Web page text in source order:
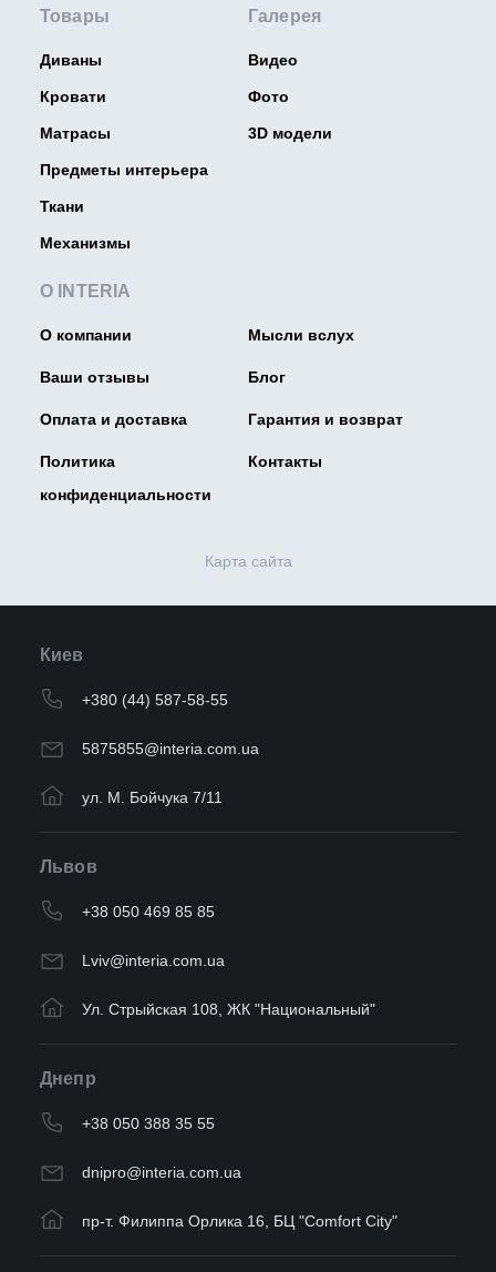
Товары
Диваны
Кровати
Матрасы
Предметы интерьера
Ткани
Механизмы
О INTERIA
О компании Мысли вслух
Ваши отзывы Блог
Оплата и доставка Гарантия и возврат
Политика
конфиденциальности
Контакты
Галерея
Видео
Фото
3D модели
Карта сайта
Киев
+380 (44) 587-58-55
5875855@interia.com.ua
ул. М. Бойчука 7/11
Львов
+38 050 469 85 85
Lviv@interia.com.ua
Ул. Стрыйская 108, ЖК "Национальный"
Днепр
+38 050 388 35 55
dnipro@interia.com.ua
пр-т. Филиппа Орлика 16, БЦ "Comfort City"